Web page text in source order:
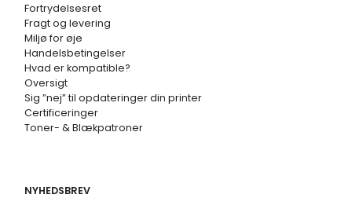
Fortrydelsesret
Fragt og levering
Miljø for øje
Handelsbetingelser
Hvad er kompatible?
Oversigt
Sig ”nej” til opdateringer din printer
Certificeringer
Toner- & Blækpatroner
NYHEDSBREV